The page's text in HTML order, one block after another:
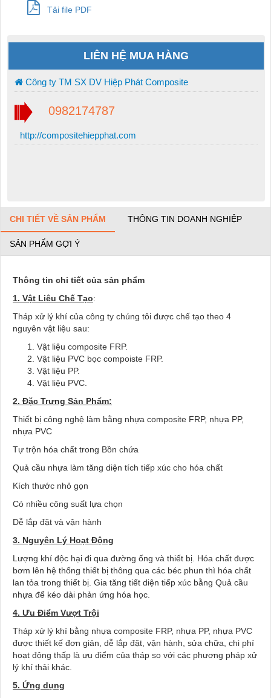
Tải file PDF
LIÊN HỆ MUA HÀNG
Công ty TM SX DV Hiệp Phát Composite
0982174787
http://compositehiepphat.com
CHI TIẾT VỀ SẢN PHẨM THÔNG TIN DOANH NGHIỆP
SẢN PHẨM GỢI Ý
Thông tin chi tiết của sản phẩm
1. Vật Liêu Chế Tạo:
Tháp xử lý khí của công ty chúng tôi được chế tạo theo 4
nguyên vật liệu sau:
Vật liệu composite FRP.
Vật liệu PVC bọc compoiste FRP.
Vật liệu PP.
Vật liệu PVC.
2. Đặc Trưng Sản Phẩm:
Thiết bị công nghệ làm bằng nhựa composite FRP, nhựa PP,
nhựa PVC
Tự trộn hóa chất trong Bồn chứa
Quả cầu nhựa làm tăng diện tích tiếp xúc cho hóa chất
Kích thước nhỏ gọn
Có nhiều công suất lựa chọn
Dễ lắp đặt và vận hành
3. Nguyên Lý Hoạt Động
Lượng khí độc hại đi qua đường ống và thiết bị. Hóa chất được
bơm lên hệ thống thiết bị thông qua các béc phun thì hóa chất
lan tỏa trong thiết bị. Gia tăng tiết diện tiếp xúc bằng Quả cầu
nhựa để kéo dài phản ứng hóa học.
4. Ưu Điểm Vượt Trội
Tháp xử lý khí bằng nhựa composite FRP, nhựa PP, nhựa PVC
được thiết kế đơn giản, dễ lắp đặt, vận hành, sửa chữa, chi phí
hoạt động thấp là ưu điểm của tháp so với các phương pháp xử
lý khí thải khác.
5. Ứng dụng